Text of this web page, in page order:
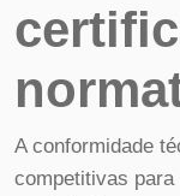
A conformidade
competitivas